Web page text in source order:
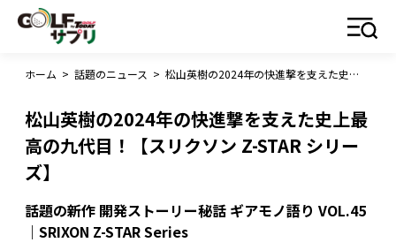
ホーム > 話題のニュース > 松山英樹の2024年の快進撃を支えた史上最高の九代目！【スリクソン Z-STAR シリーズ】
松山英樹の2024年の快進撃を支えた史上最
高の九代目！【スリクソン Z-STAR シリー
ズ】
話題の新作 開発ストーリー秘話 ギアモノ語り VOL.45
｜SRIXON Z-STAR Series